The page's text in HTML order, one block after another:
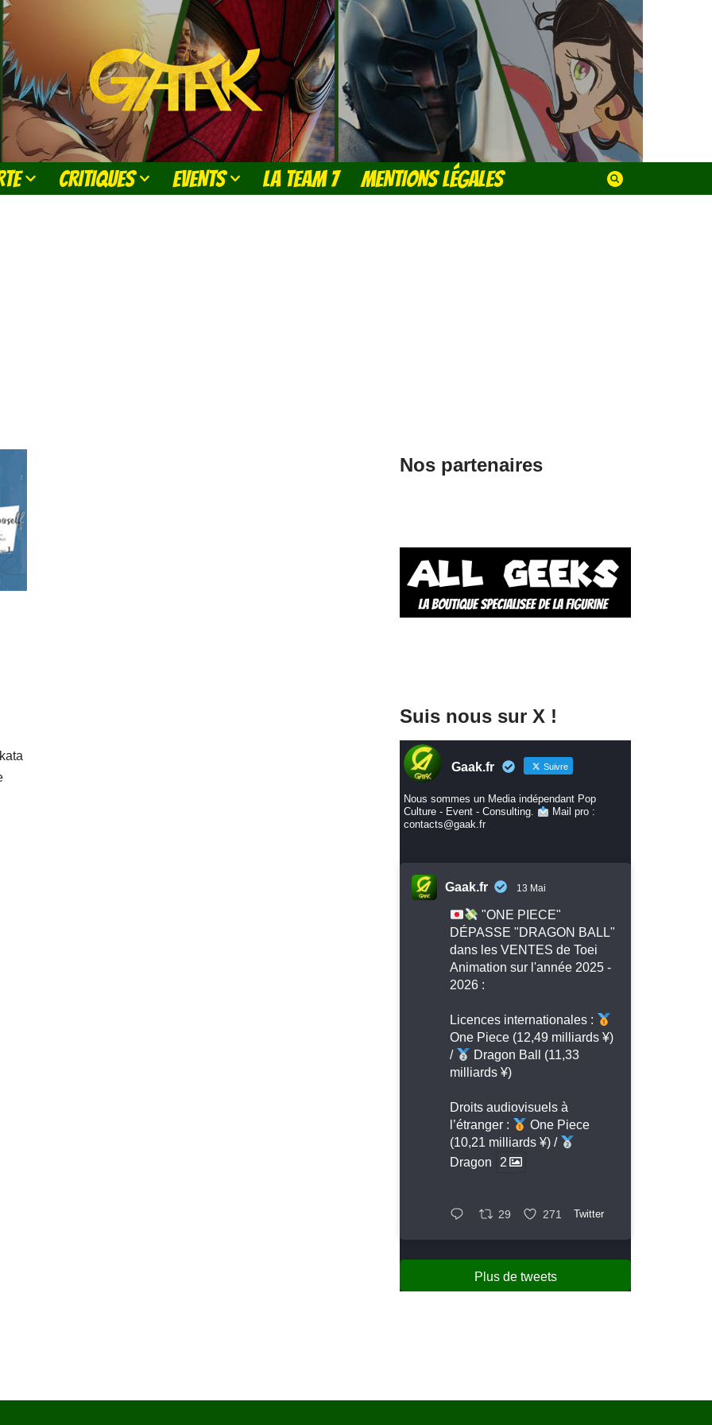
CRITIQUES EVENTS LA TEAM 7 MENTIONS LÉGALES
Nos partenaires
Suis nous sur X !
Gaak.fr Suivre
Nous sommes un Media indépendant Pop
Culture - Event - Consulting.
Mail pro :
contacts@gaak.fr
Gaak.fr 13 Mai
"ONE PIECE"
DÉPASSE "DRAGON BALL"
dans les VENTES de Toei
Animation sur l'année 2025 -
2026 :
Licences internationales :
One Piece (12,49 milliards ¥)
/
Dragon Ball (11,33
milliards ¥)
Droits audiovisuels à
l’étranger :
One Piece
(10,21 milliards ¥) /
Dragon
2
29 271 Twitter
Plus de tweets